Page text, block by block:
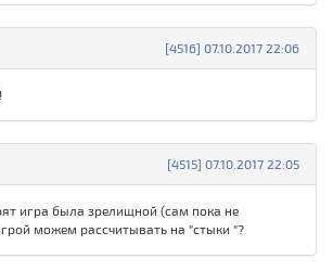
[4516] 07.10.2017 22:06
[4515] 07.10.2017 22:05
игра была зрелищной (сам пока не
можем рассчитывать на "стыки "?